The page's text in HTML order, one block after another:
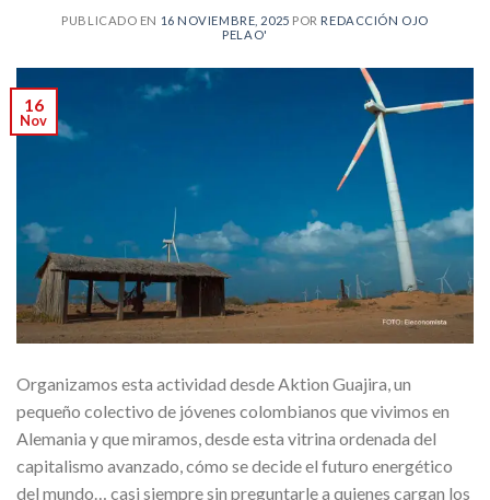
PUBLICADO EN 16 NOVIEMBRE, 2025 POR REDACCIÓN OJO
PELAO'
16
Nov
Organizamos esta actividad desde Aktion Guajira, un
pequeño colectivo de jóvenes colombianos que vivimos en
Alemania y que miramos, desde esta vitrina ordenada del
capitalismo avanzado, cómo se decide el futuro energético
del mundo… casi siempre sin preguntarle a quienes cargan los